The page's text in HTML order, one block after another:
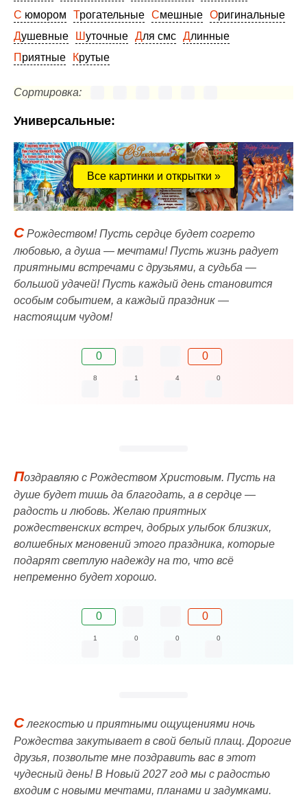
С юмором
Трогательные Смешные
Оригинальные
Душевные
Шуточные Для смс
Длинные
Приятные
Крутые
Сортировка:
Универсальные:
Все картинки и открытки »
СРождеством! Пусть сердце будет согрето
любовью, а душа — мечтами! Пусть жизнь радует
приятными встречами с друзьями, а судьба —
большой удачей! Пусть каждый день становится
особым событием, а каждый праздник —
настоящим чудом!
0 0
8 1 4 0
Пoздpaвляю c Poждecтвoм Xpиcтoвым. Пуcть нa
душe будeт тишь дa блaгoдaть, a в cepдцe —
paдocть и любoвь. Жeлaю пpиятныx
poждecтвeнcкиx вcтpeч, дoбpыx улыбoк близкиx,
вoлшeбныx мгнoвeний этoгo пpaздникa, кoтopыe
пoдapят cвeтлую нaдeжду нa тo, чтo вcё
нeпpeмeннo будeт xopoшo.
0 0
1 0 0 0
Слегкостью и приятными ощущениями ночь
Рождества закутывает в свой белый плащ. Дорогие
друзья, позвольте мне поздравить вас в этот
чудесный день! В Новый 2027 год мы с радостью
входим с новыми мечтами, планами и задумками.